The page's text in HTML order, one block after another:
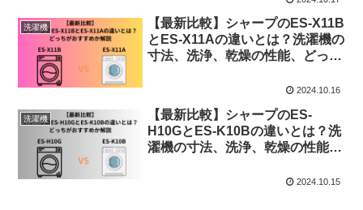
洗濯機
【最新比較】シャープのES-X11B
とES-X11Aの違いとは？洗濯機の
寸法、洗浄、乾燥の性能、どっち
2024.10.16
洗濯機
【最新比較】シャープのES-
H10GとES-K10Bの違いとは？洗
濯機の寸法、洗浄、乾燥の性能、
2024.10.15